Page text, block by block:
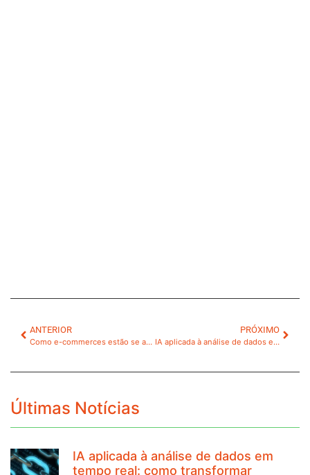
ANTERIOR
Como e-commerces estão se adaptando a consumidores mais exigentes
PRÓXIMO
IA aplicada à análise de dados em tempo real: como transformar informação em decisões instantâneas
Últimas Notícias
IA aplicada à análise de dados em
tempo real: como transformar